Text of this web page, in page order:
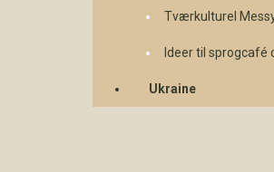
Tværkulturel
Ideer til sprogcafé
Ukraine